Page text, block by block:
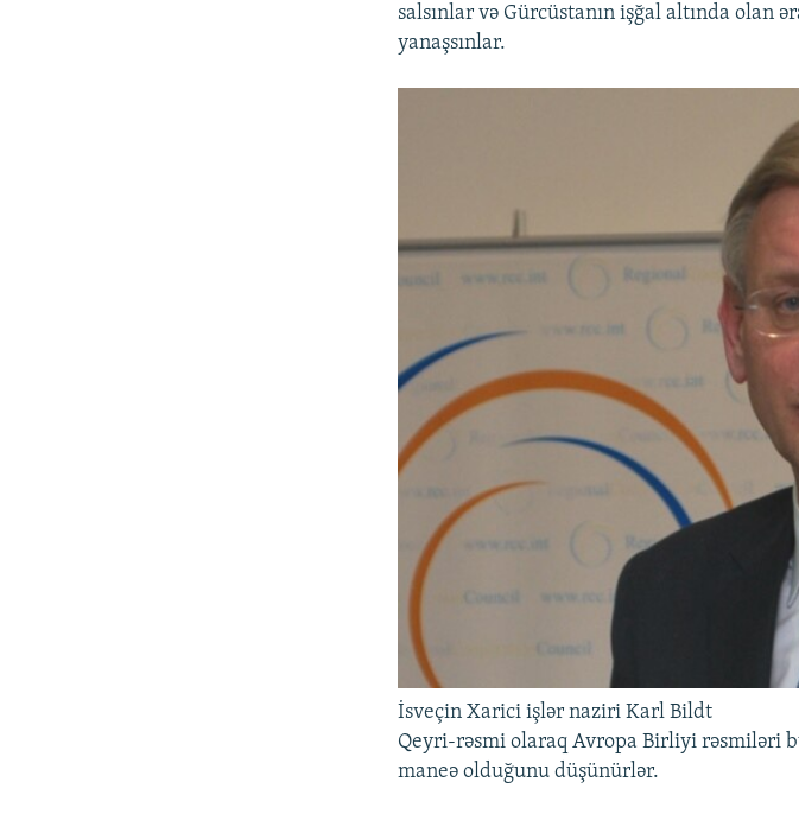
salsınlar və Gürcüstanın işğal altında olan
yanaşsınlar.
İsveçin Xarici işlər naziri Karl Bildt
Qeyri-rəsmi olaraq Avropa Birliyi rəsmiləri
maneə olduğunu düşünürlər.